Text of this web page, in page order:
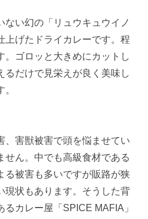
ない幻の「リュウキュウイノ
上げたドライカレーです。程
。ゴロッと大きめにカットし
るだけで見栄えが良く美味し
、害獣被害で頭を悩ませてい
せん。中でも高級食材である
る被害も多いですが販路が狭
現状もあります。そうした背
カレー屋「SPICE MAFIA」